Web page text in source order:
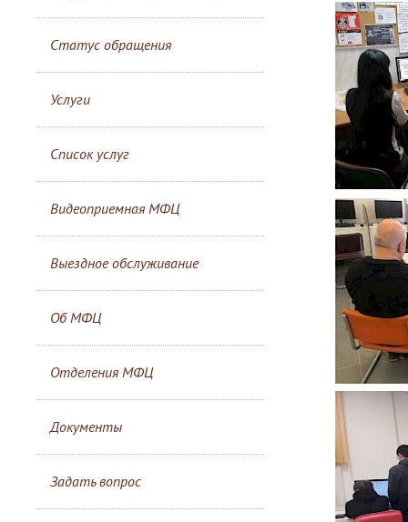
Статус обращения
Услуги
Список услуг
Видеоприемная МФЦ
Выездное обслуживание
Об МФЦ
Отделения МФЦ
Документы
Задать вопрос